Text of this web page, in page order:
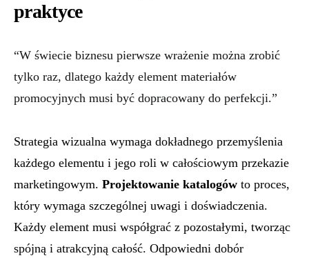
praktyce
“W świecie biznesu pierwsze wrażenie można zrobić
tylko raz, dlatego każdy element materiałów
promocyjnych musi być dopracowany do perfekcji.”
Strategia wizualna wymaga dokładnego przemyślenia
każdego elementu i jego roli w całościowym przekazie
marketingowym. Projektowanie katalogów to proces,
który wymaga szczególnej uwagi i doświadczenia.
Każdy element musi współgrać z pozostałymi, tworząc
spójną i atrakcyjną całość. Odpowiedni dobór